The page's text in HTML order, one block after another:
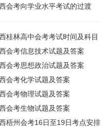
会考向学业水平考试的过渡
桂林高中会考考试时间及科目
会考信息技术试题及答案
会考思想政治试题及答案
会考化学试题及答案
会考物理试题及答案
会考生物试题及答案
梧州会考16日至19日考点安排